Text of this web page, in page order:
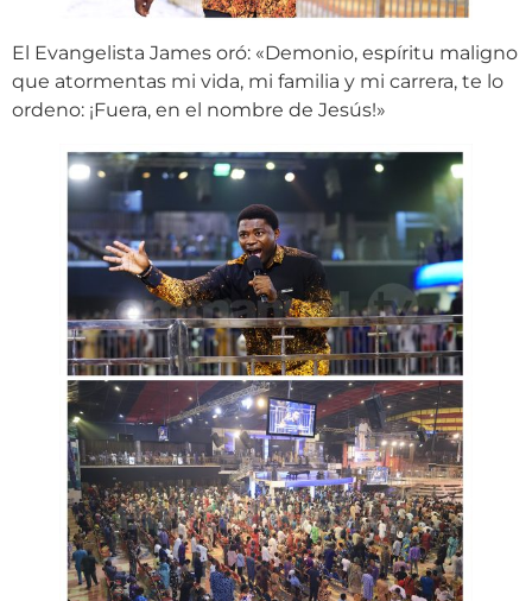
El Evangelista James oró: «Demonio, espíritu maligno
que atormentas mi vida, mi familia y mi carrera, te lo
ordeno: ¡Fuera, en el nombre de Jesús!»